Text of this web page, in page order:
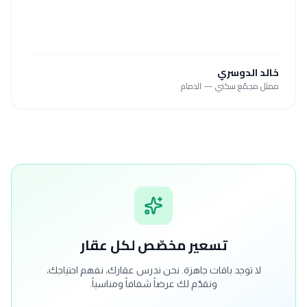
خالد الدوسري
ممثل مجمّع سكني — الدمام
تسعير مخصّص لكل عقار
لا توجد باقات جاهزة. نحن ندرس عقارك، نفهم احتياجك،
ونقدّم لك عرضاً شفافاً ومناسباً.